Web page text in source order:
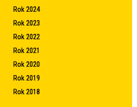
Rok 2024
Rok 2023
Rok 2022
Rok 2021
Rok 2020
Rok 2019
Rok 2018